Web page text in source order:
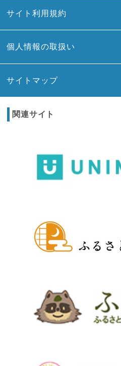
サイト利用規約
個人情報の取扱い
サイトマップ
関連サイト